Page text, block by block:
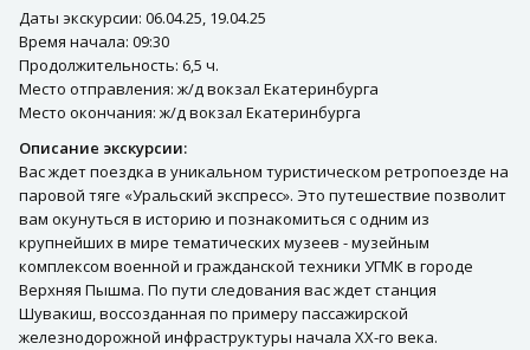
Даты экскурсии: 06.04.25, 19.04.25
Время начала: 09:30
Продолжительность: 6,5 ч.
Место отправления: ж/д вокзал Екатеринбурга
Место окончания: ж/д вокзал Екатеринбурга
Описание экскурсии:
Вас ждет поездка в уникальном туристическом ретропоезде на
паровой тяге «Уральский экспресс». Это путешествие позволит
вам окунуться в историю и познакомиться с одним из
крупнейших в мире тематических музеев - музейным
комплексом военной и гражданской техники УГМК в городе
Верхняя Пышма. По пути следования вас ждет станция
Шувакиш, воссозданная по примеру пассажирской
железнодорожной инфраструктуры начала XX-го века.